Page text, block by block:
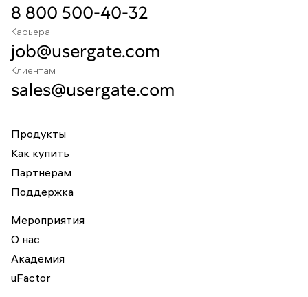
8 800 500-40-32
Карьера
job@usergate.com
Клиентам
sales@usergate.com
Продукты
Как купить
Партнерам
Поддержка
Мероприятия
О нас
Академия
uFactor